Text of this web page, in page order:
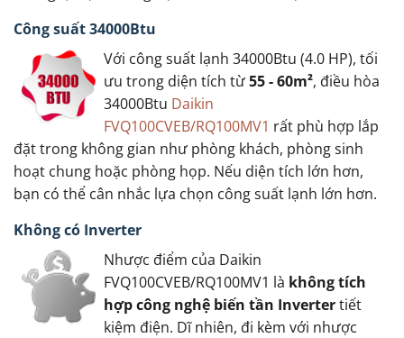
Công suất 34000Btu
Với công suất lạnh 34000Btu (4.0 HP), tối
ưu trong diện tích từ55 - 60m², điều hòa
34000Btu Daikin
FVQ100CVEB/RQ100MV1 rất phù hợp lắp
đặt trong không gian như phòng khách, phòng sinh
hoạt chung hoặc phòng họp. Nếu diện tích lớn hơn,
bạn có thể cân nhắc lựa chọn công suất lạnh lớn hơn.
Không có Inverter
Nhược điểm của Daikin
FVQ100CVEB/RQ100MV1 là không tích
hợp công nghệ biến tần Invertertiết
kiệm điện. Dĩ nhiên, đi kèm với nhược